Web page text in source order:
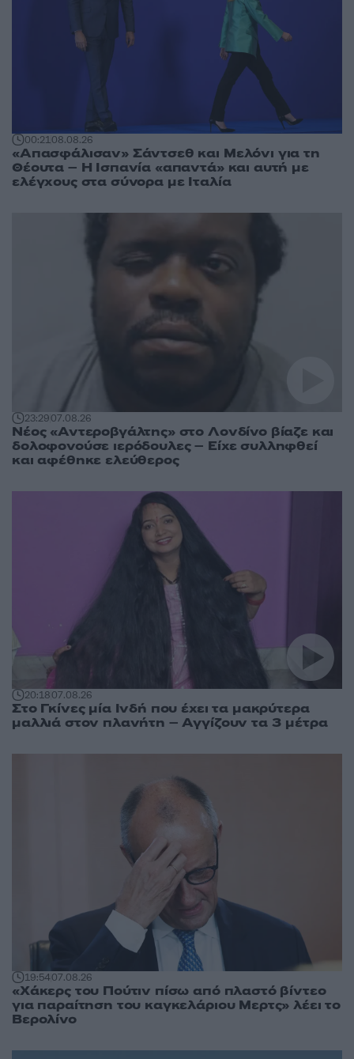
00:2108.08.26
«Απασφάλισαν» Σάντσεθ και Μελόνι για τη
Θέουτα – Η Ισπανία «απαντά» και αυτή με
ελέγχους στα σύνορα με Ιταλία
23:2907.08.26
Νέος «Αντεροβγάλτης» στο Λονδίνο βίαζε και
δολοφονούσε ιερόδουλες – Είχε συλληφθεί
και αφέθηκε ελεύθερος
20:1807.08.26
Στο Γκίνες μία Ινδή που έχει τα μακρύτερα
μαλλιά στον πλανήτη – Αγγίζουν τα 3 μέτρα
19:5407.08.26
«Χάκερς του Πούτιν πίσω από πλαστό βίντεο
για παραίτηση του καγκελάριου Μερτς» λέει το
Βερολίνο